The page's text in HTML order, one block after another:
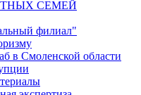
СЕМЕЙ
филиал"
в Смоленской области